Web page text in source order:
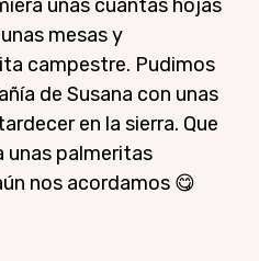
unas cuantas hojas
mesas y
campestre. Pudimos
de Susana con unas
en la sierra. Que
unas palmeritas
nos acordamos 😋